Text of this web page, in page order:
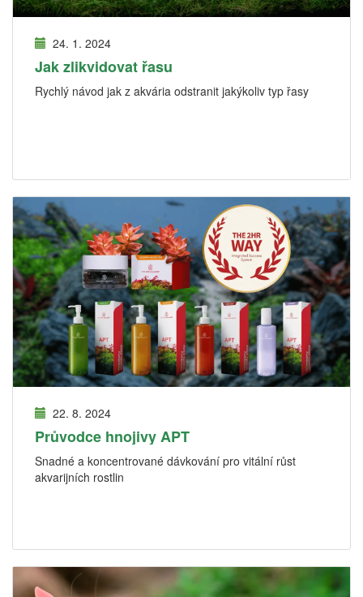
24. 1. 2024
Jak zlikvidovat řasu
Rychlý návod jak z akvária odstranit jakýkoliv typ řasy
22. 8. 2024
Průvodce hnojivy APT
Snadné a koncentrované dávkování pro vitální růst
akvarijních rostlin